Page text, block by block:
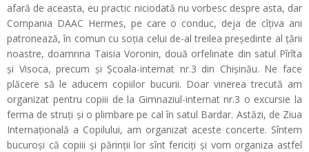
afară de aceasta, eu practic niciodată nu vorbesc despre asta, dar
Compania DAAC Hermes, pe care o conduc, deja de cîțiva ani
patronează, în comun cu soția celui de-al treilea președinte al țării
noastre, doamnna Taisia Voronin, două orfelinate din satul Pîrîta
și Visoca, precum și Școala-internat nr.3 din Chișinău. Ne face
plăcere să le aducem copiilor bucurii. Doar vinerea trecută am
organizat pentru copiii de la Gimnaziul-internat nr.3 o excursie la
ferma de struți și o plimbare pe cal în satul Bardar. Astăzi, de Ziua
Internațională a Copilului, am organizat aceste concerte. Sîntem
bucuroși că copiii și părinții lor sînt fericiți și vom organiza astfel